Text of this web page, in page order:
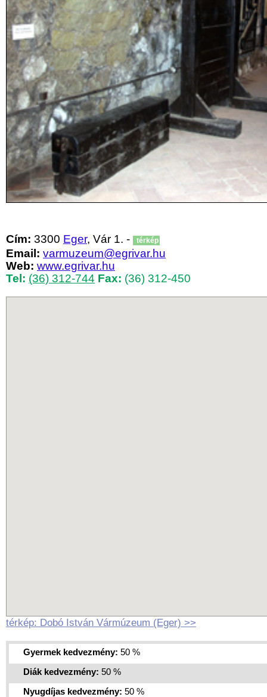
Cím: 3300 Eger, Vár 1. - térkép
Email: varmuzeum@egrivar.hu
Web: www.egrivar.hu
Tel: (36) 312-744 Fax: (36) 312-450
térkép: Dobó István Vármúzeum (Eger) >>
Gyermek kedvezmény: 50 %
Diák kedvezmény: 50 %
Nyugdíjas kedvezmény: 50 %